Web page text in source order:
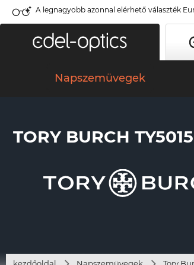
A legnagyobb azonnal elérhető választék
Napszemüvegek
TORY BURCH